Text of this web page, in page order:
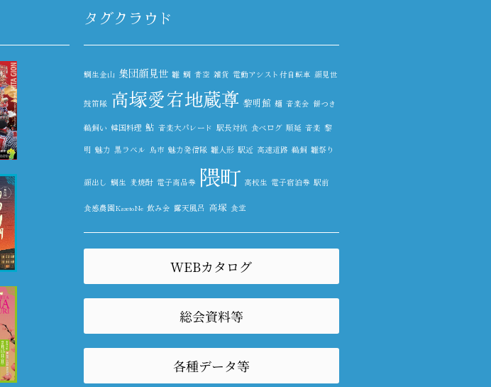
タグクラウド
鯛生金山 集団顔見世 雛 鯛 青空 雑貨 電動アシスト付自転車 顔見世
鼓笛隊 高塚愛宕地蔵尊 黎明館 麺 音楽会 餅つき
鵜飼い 韓国料理 鮎 音楽大パレード 駅長対抗 食べログ 順延 音楽 黎
明 魅力 黒ラベル 鳥市 魅力発信隊 雛人形 駅近 高速道路 鵜飼 雛祭り
顔出し 鯛生 麦焼酎 電子商品券 隈町 高校生 電子宿泊券 駅前
食感農園KazetoNe 飲み会 露天風呂 高塚 食堂
WEBカタログ
総会資料等
各種データ等